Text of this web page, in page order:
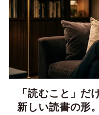
「読むこと」だ
新しい読書の形。